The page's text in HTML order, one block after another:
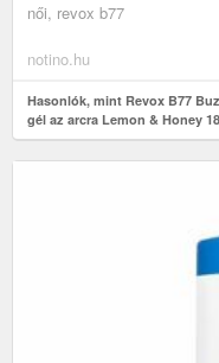
női, revox b77
notino.hu
Hasonlók, mint Revox B77
gél az arcra Lemon & Honey